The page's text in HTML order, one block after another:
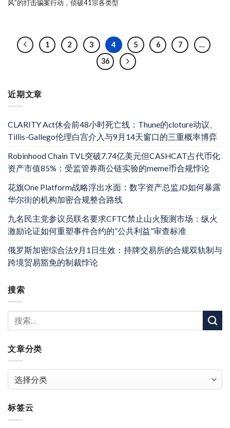
近期文章
CLARITY Act休会前48小时死亡线：Thune的cloture动议、
Tillis-Gallego伦理白宫介入与9月14天窗口的三重概率博弈
Robinhood Chain TVL突破7.74亿美元但CASHCAT占代币化
资产市值85%：受监管券商公链实验的meme币合规悖论
花旗One Platform战略浮出水面：数字资产总监JD如何暴露
华尔街的机构加密合规整合路线
九名民主党参议员联名要求CFTC禁止山火预测市场：纵火
激励论证如何重塑事件合约的”公共利益”审查标准
俄罗斯加密综合法9月1日生效：持牌交易所的合规双轨制与
跨境贸易豁免的制裁悖论
搜索
文章分类
类
标签云
风”的打击骗案行动，侦破41宗各类型
1 2 3 4 5 6 7
…
36